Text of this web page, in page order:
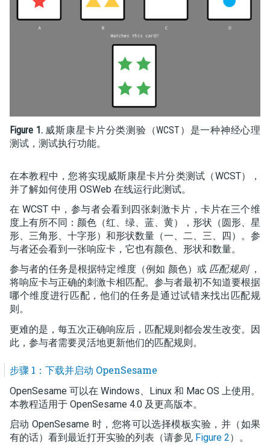
Figure 1.威斯康星卡片分类测验（WCST）是一种神经心理
测试，测试执行功能。
在本教程中，您将实现威斯康星卡片分类测试（WCST），
并了解如何使用 OSWeb 在线运行此测试。
在 WCST 中，参与者会看到四张刺激卡片，卡片在三个维
度上有所不同：颜色（红、绿、蓝、黄），形状（圆形、星
形、三角形、十字形）和形状数量（一、二、三、四）。参
与者还会看到一张响应卡，它也有颜色、形状和数量。
参与者的任务是根据特定维度（例如 颜色）或 匹配规则，
将响应卡与正确的刺激卡相匹配。参与者最初不知道要根据
哪个维度进行匹配，他们的任务是通过试错来找出匹配规
则。
更难的是，每五次正确响应后，匹配规则都会发生改变。因
此，参与者需要灵活地更新他们的匹配规则。
步骤 1：下载并启动 OpenSesame
OpenSesame 可以在 Windows、Linux 和 Mac OS 上使用。
本教程适用于 OpenSesame 4.0 及更高版本。
启动 OpenSesame 时，您将可以选择模板实验，并（如果
有的话）看到最近打开实验的列表（请参见 Figure 2）。